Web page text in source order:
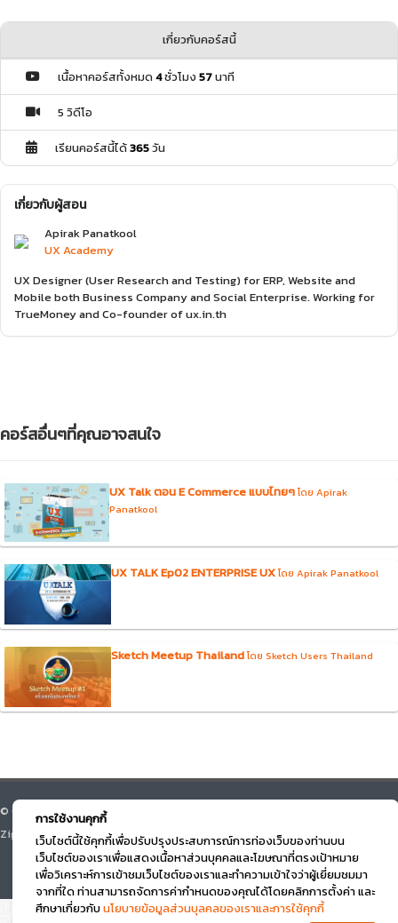
เกี่ยวกับคอร์สนี้
เนื้อหาคอร์สทั้งหมด4ชั่วโมง 57นาที
5 วิดีโอ
เรียนคอร์สนี้ได้365วัน
เกี่ยวกับผู้สอน
Apirak Panatkool
UX Academy
UX Designer (User Research and Testing) for ERP, Website and
Mobile both Business Company and Social Enterprise. Working for
TrueMoney and Co-founder of ux.in.th
คอร์สอื่นๆที่คุณอาจสนใจ
UX Talk ตอน E Commerce แบบไทยๆโดย Apirak
Panatkool
UX TALK Ep02 ENTERPRISE UXโดย Apirak Panatkool
Sketch Meetup Thailandโดย Sketch Users Thailand
การใช้งานคุกกี้
เว็บไซต์นี้ใช้คุกกี้เพื่อปรับปรุงประสบการณ์การท่องเว็บของท่านบน
เว็บไซต์ของเราเพื่อแสดงเนื้อหาส่วนบุคคลและโฆษณาที่ตรงเป้าหมาย
เพื่อวิเคราะห์การเข้าชมเว็บไซต์ของเราและทำความเข้าใจว่าผู้เยี่ยมชมมา
จากที่ใด ท่านสามารถจัดการค่ากำหนดของคุณได้โดยคลิกการตั้งค่า และ
ศึกษาเกี่ยวกับนโยบายข้อมูลส่วนบุลคลของเราและการใช้คุกกี้
© Course Square 2026 All right reserved. v.3.0 Designed by Beyond
Zigma